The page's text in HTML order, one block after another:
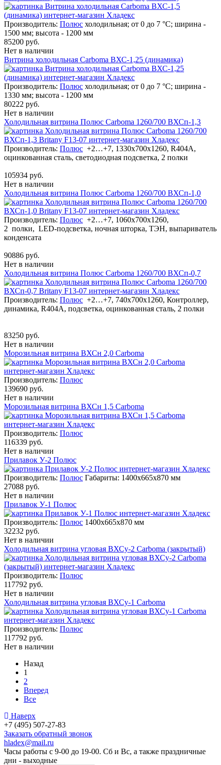
Производитель: Полюс холодильная; от 0 до 7 °C; ширина -
1500 мм; высота - 1200 мм
85200 руб.
Нет в наличии
Витрина холодильная Carboma ВХС-1,25 (динамика)
Производитель: Полюс холодильная; от 0 до 7 °C; ширина -
1330 мм; высота - 1200 мм
80222 руб.
Нет в наличии
Холодильная витрина Полюс Carboma 1260/700 ВХСп-1,3
Производитель: Полюс +2…+7, 1330х700х1260, R404А,
оцинкованная сталь, светодиодная подсветка, 2 полки
105934 руб.
Нет в наличии
Холодильная витрина Полюс Carboma 1260/700 ВХСп-1,0
Производитель: Полюс +2…+7, 1060х700х1260,
2 полки, LED-подсветка, ночная шторка, ТЭН, выпариватель
конденсата
90886 руб.
Нет в наличии
Холодильная витрина Полюс Carboma 1260/700 ВХСп-0,7
Производитель: Полюс +2…+7, 740х700х1260, Контроллер,
динамика, R404А, подсветка, оцинкованная сталь, 2 полки
83250 руб.
Нет в наличии
Морозильная витрина ВХСн 2,0 Carboma
Производитель: Полюс
139690 руб.
Нет в наличии
Морозильная витрина ВХСн 1,5 Carboma
Производитель: Полюс
116339 руб.
Нет в наличии
Прилавок У-2 Полюс
Производитель: Полюс Габариты: 1400х665х870 мм
27088 руб.
Нет в наличии
Прилавок У-1 Полюс
Производитель: Полюс 1400х665х870 мм
32232 руб.
Нет в наличии
Холодильная витрина угловая ВХСу-2 Сarboma (закрытый)
Производитель: Полюс
117792 руб.
Нет в наличии
Холодильная витрина угловая ВХСу-1 Сarboma
Производитель: Полюс
117792 руб.
Нет в наличии
Назад
1
2
Вперед
Все
Наверх
+7 (495) 507-27-83
Заказать обратный звонок
hladex@mail.ru
Часы работы с 9-00 до 19-00. Сб и Вс, а также праздничные
дни - выходные